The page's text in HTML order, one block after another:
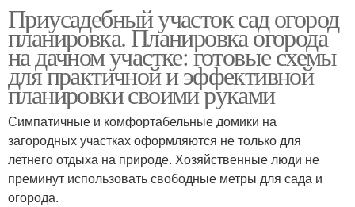
Огород по сторонам Огород на участке
Огород под посадки
Приусадебный участок сад огород
планировка. Планировка огорода
на дачном участке: готовые схемы
для практичной и эффективной
планировки своими руками
Симпатичные и комфортабельные домики на
загородных участках оформляются не только для
летнего отдыха на природе. Хозяйственные люди не
преминут использовать свободные метры для сада и
огорода.